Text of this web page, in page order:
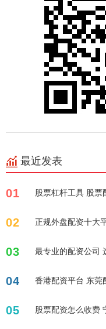
最近发表
01 股票杠杆工具 股
02 正规外盘配资十大
03 最专业的配资公司
04 香港配资平台 东莞
05 股票配资怎么收费